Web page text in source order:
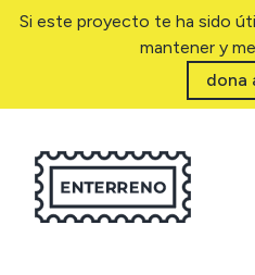
Si este proyecto te ha sido
mantener y
dona